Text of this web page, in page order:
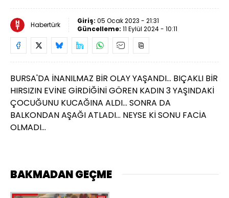
Habertürk Giriş: 05 Ocak 2023 - 21:31
Güncelleme: 11 Eylül 2024 - 10:11
BURSA'DA İNANILMAZ BİR OLAY YAŞANDI... BIÇAKLI BİR
HIRSIZIN EVİNE GİRDİĞİNİ GÖREN KADIN 3 YAŞINDAKİ
ÇOCUĞUNU KUCAĞINA ALDI... SONRA DA
BALKONDAN AŞAĞI ATLADI... NEYSE Kİ SONU FACİA
OLMADI...
BAKMADAN GEÇME